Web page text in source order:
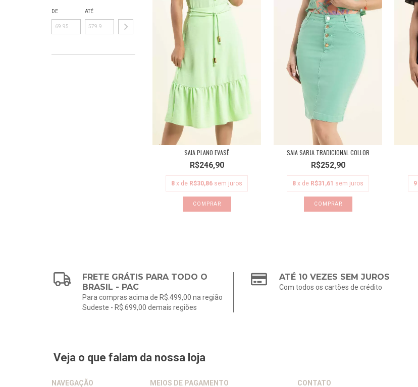
DE ATÉ
SAIA PLANO EVASÊ
R$246,90
8 x de R$30,86 sem juros
COMPRAR
SAIA SARJA TRADICIONAL COLLOR
R$252,90
8 x de R$31,61 sem juros
COMPRAR
9
FRETE GRÁTIS PARA TODO O
BRASIL - PAC
Para compras acima de R$.499,00 na região
Sudeste - R$.699,00 demais regiões
ATÉ 10 VEZES SEM JUROS
Com todos os cartões de crédito
Veja o que falam da nossa loja
NAVEGAÇÃO MEIOS DE PAGAMENTO CONTATO